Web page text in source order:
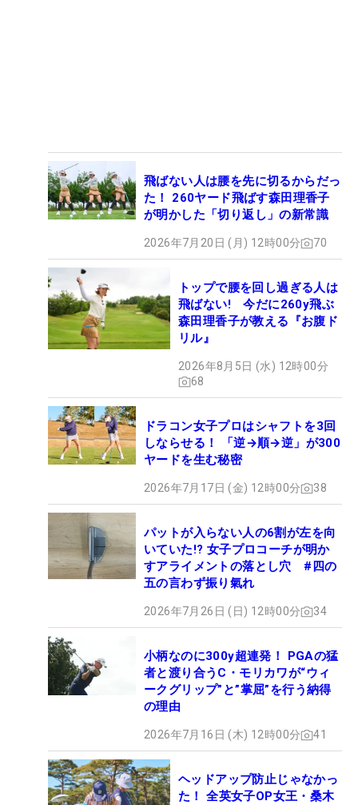
飛ばない人は腰を先に切るからだっ
た！ 260ヤード飛ばす森田理香子
が明かした「切り返し」の新常識
2026年7月20日 (月) 12時00分 70
トップで腰を回し過ぎる人は
飛ばない! 今だに260y飛ぶ
森田理香子が教える『お腹ド
リル』
2026年8月5日 (水) 12時00分
68
ドラコン女子プロはシャフトを3回
しならせる！ 「逆→順→逆」が300
ヤードを生む秘密
2026年7月17日 (金) 12時00分 38
パットが入らない人の6割が左を向
いていた!? 女子プロコーチが明か
すアライメントの落とし穴 #四の
五の言わず振り氣れ
2026年7月26日 (日) 12時00分 34
小柄なのに300y超連発！ PGAの猛
者と渡り合うC・モリカワが“ウィ
ークグリップ”と”掌屈”を行う納得
の理由
2026年7月16日 (木) 12時00分 41
ヘッドアップ防止じゃなかっ
た！ 全英女子OP女王・桑木